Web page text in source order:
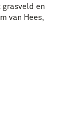
en
van Hees,